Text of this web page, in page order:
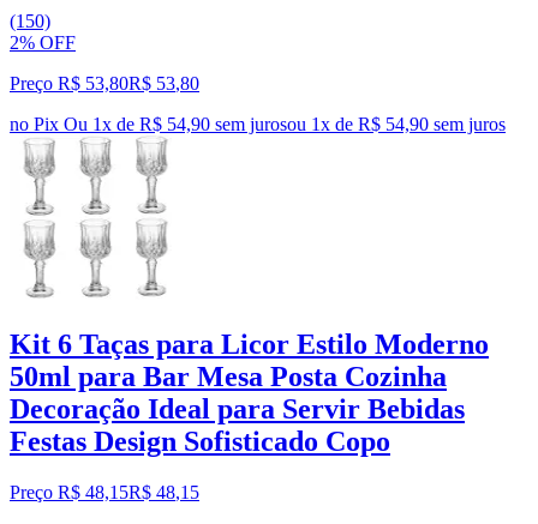
(150)
2% OFF
Preço R$ 53,80R$ 53,80
no Pix Ou 1x de R$ 54,90 sem jurosou 1x de R$ 54,90 sem juros
Kit 6 Taças para Licor Estilo Moderno
50ml para Bar Mesa Posta Cozinha
Decoração Ideal para Servir Bebidas
Festas Design Sofisticado Copo
Preço R$ 48,15R$ 48,15